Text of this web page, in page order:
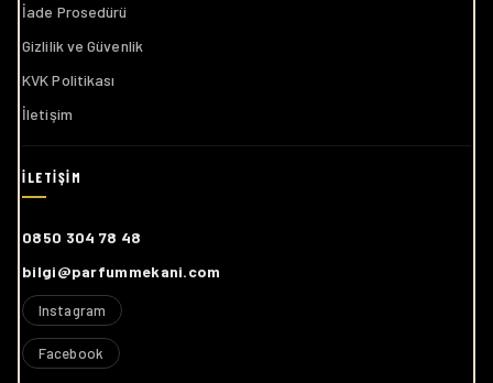
İade Prosedürü
Gizlilik ve Güvenlik
KVK Politikası
İletişim
0850 304 78 48
bilgi@parfummekani.com
Instagram
Facebook